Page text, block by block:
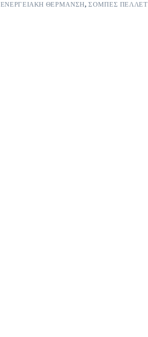
ΕΝΕΡΓΕΙΑΚΗ ΘΕΡΜΑΝΣΗ,ΣΟΜΠΕΣ ΠΕΛΛΕΤ